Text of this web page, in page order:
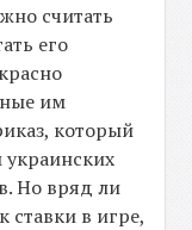
считать
его
им
который
Но вряд ли
ставки в игре,